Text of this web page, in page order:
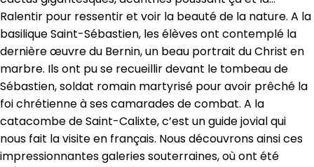
Ralentir pour ressentir et voir la beauté de la nature. A la
basilique Saint-Sébastien, les élèves ont contemplé la
dernière œuvre du Bernin, un beau portrait du Christ en
marbre. Ils ont pu se recueillir devant le tombeau de
Sébastien, soldat romain martyrisé pour avoir prêché la
foi chrétienne à ses camarades de combat. A la
catacombe de Saint-Calixte, c’est un guide jovial qui
nous fait la visite en français. Nous découvrons ainsi ces
impressionnantes galeries souterraines, où ont été